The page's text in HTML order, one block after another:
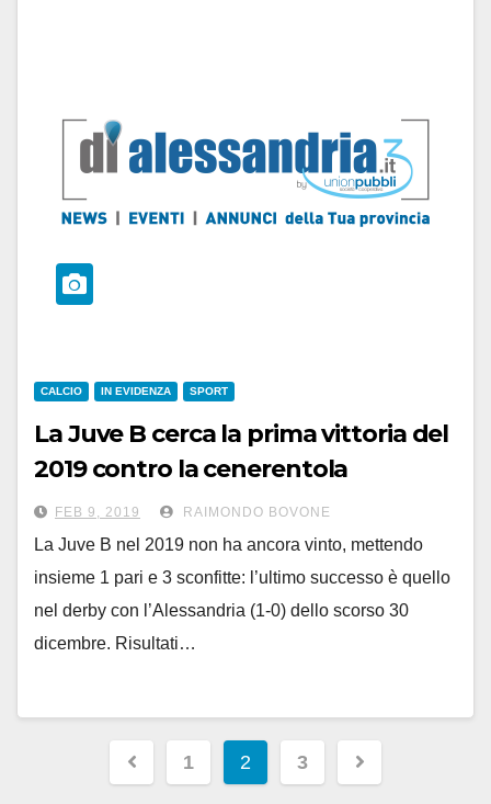
CALCIO IN EVIDENZA SPORT
La Juve B cerca la prima vittoria del
2019 contro la cenerentola
Arzachena
FEB 9, 2019 RAIMONDO BOVONE
La Juve B nel 2019 non ha ancora vinto, mettendo
insieme 1 pari e 3 sconfitte: l’ultimo successo è quello
nel derby con l’Alessandria (1-0) dello scorso 30
dicembre. Risultati…
Paginazione
1 2 3